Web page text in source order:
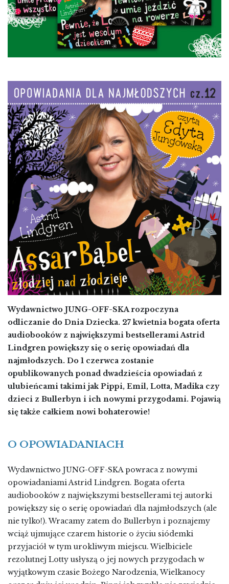
Wydawnictwo JUNG-OFF-SKA rozpoczyna
odliczanie do Dnia Dziecka. 27 kwietnia bogata oferta
audiobooków z największymi bestsellerami Astrid
Lindgren powiększy się o serię opowiadań dla
najmłodszych. Do 1 czerwca zostanie
opublikowanych ponad dwadzieścia opowiadań z
ulubieńcami takimi jak Pippi, Emil, Lotta, Madika czy
dzieci z Bullerbyn i ich nowymi przygodami. Pojawią
się także całkiem nowi bohaterowie!
O OPOWIADANIACH
Wydawnictwo JUNG-OFF-SKA powraca z nowymi
opowiadaniami Astrid Lindgren. Bogata oferta
audiobooków z największymi bestsellerami tej autorki
powiększy się o serię opowiadań dla najmłodszych (ale
nie tylko!). Wracamy zatem do Bullerbyn i poznajemy
wciąż ujmujące czarem historie o życiu siódemki
przyjaciół w tym urokliwym miejscu. Wielbiciele
rezolutnej Lotty usłyszą o jej nowych przygodach w
wyjątkowym czasie Bożego Narodzenia, Wielkanocy